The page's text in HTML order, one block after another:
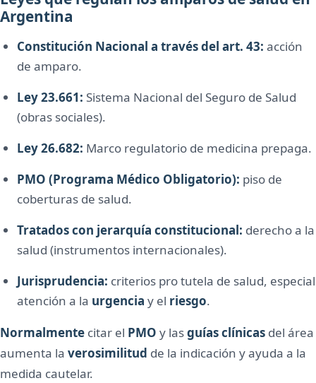
Argentina
Constitución Nacional a través del art. 43: acción
de amparo.
Ley 23.661: Sistema Nacional del Seguro de Salud
(obras sociales).
Ley 26.682: Marco regulatorio de medicina prepaga.
PMO (Programa Médico Obligatorio): piso de
coberturas de salud.
Tratados con jerarquía constitucional: derecho a la
salud (instrumentos internacionales).
Jurisprudencia: criterios pro tutela de salud, especial
atención a la urgencia y el riesgo.
Normalmente citar el PMO y lasguías clínicas del área
aumenta la verosimilitud de la indicación y ayuda a la
medida cautelar.